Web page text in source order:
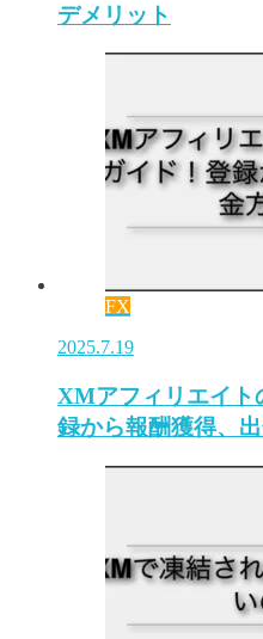
デメリット
FX
2025.7.19
XMアフィリエイト
録から報酬獲得、